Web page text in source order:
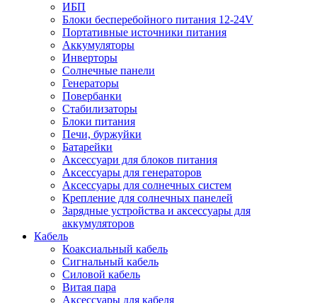
ИБП
Блоки бесперебойного питания 12-24V
Портативные источники питания
Аккумуляторы
Инверторы
Солнечные панели
Генераторы
Повербанки
Стабилизаторы
Блоки питания
Печи, буржуйки
Батарейки
Аксессуари для блоков питания
Аксессуары для генераторов
Аксессуары для солнечных систем
Крепление для солнечных панелей
Зарядные устройства и аксессуары для
аккумуляторов
Кабель
Коаксиальный кабель
Сигнальный кабель
Силовой кабель
Витая пара
Аксессуары для кабеля